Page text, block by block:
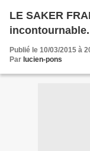
LE SAKER
incontournable.
Publié le 10/03/2015 à
Par lucien-pons